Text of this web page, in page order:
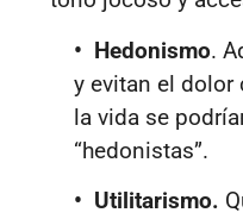
• Hedonismo.
y evitan el
la vida se
“hedonistas”.
• Utilitarismo.